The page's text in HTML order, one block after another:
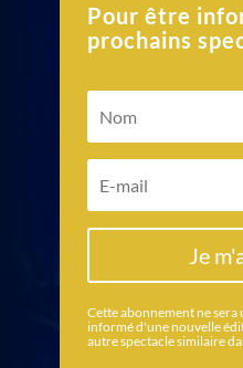
Pour être
prochains
Je
Cette abonnement ne
informé d'une nouvelle
autre spectacle similaire